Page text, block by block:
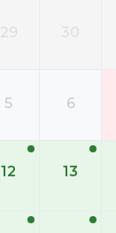
29 30
5 6
12 13